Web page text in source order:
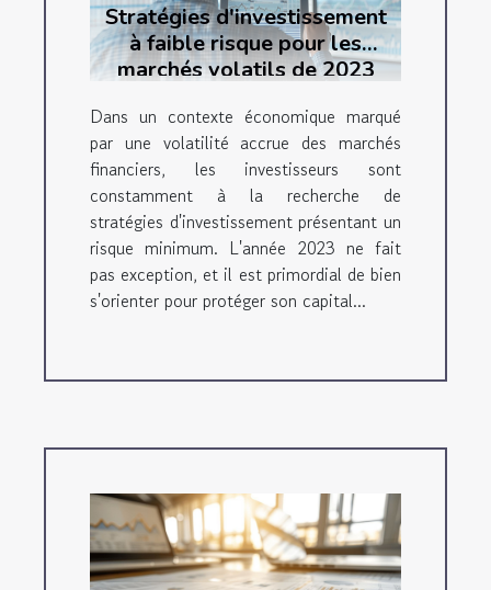
Stratégies d'investissement
à faible risque pour les
marchés volatils de 2023
Dans un contexte économique marqué
par une volatilité accrue des marchés
financiers, les investisseurs sont
constamment à la recherche de
stratégies d'investissement présentant un
risque minimum. L'année 2023 ne fait
pas exception, et il est primordial de bien
s'orienter pour protéger son capital...